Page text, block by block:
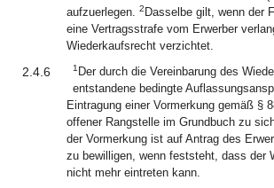
aufzuerlegen. 2 Dasselbe gilt, wenn der
eine Vertragsstrafe vom Erwerber
Wiederkaufsrecht verzichtet.
2.4.6 1 Der durch die Vereinbarung des
entstandene bedingte
Eintragung einer Vormerkung gemäß §
offener Rangstelle im Grundbuch zu
der Vormerkung ist auf Antrag des
zu bewilligen, wenn feststeht, dass der
nicht mehr eintreten kann.